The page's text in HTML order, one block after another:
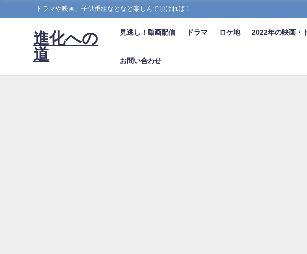
ドラマや映画、子供番組などなど楽しんで頂ければ！
進化への
道
見逃し！動画配信 ドラマ ロケ地 2022年の映画・
お問い合わせ